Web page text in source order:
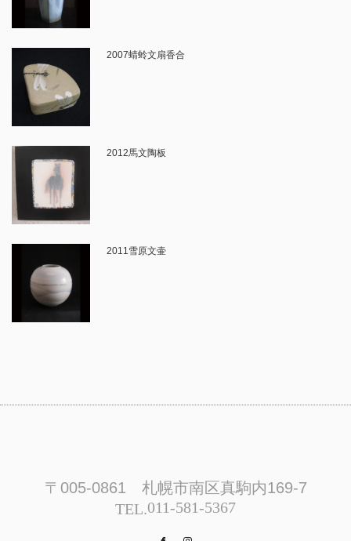
2007蜻蛉文扇香合
2012馬文陶板
2011雪原文壷
〒005-0861 札幌市南区真駒内169-7
TEL.011-581-5367